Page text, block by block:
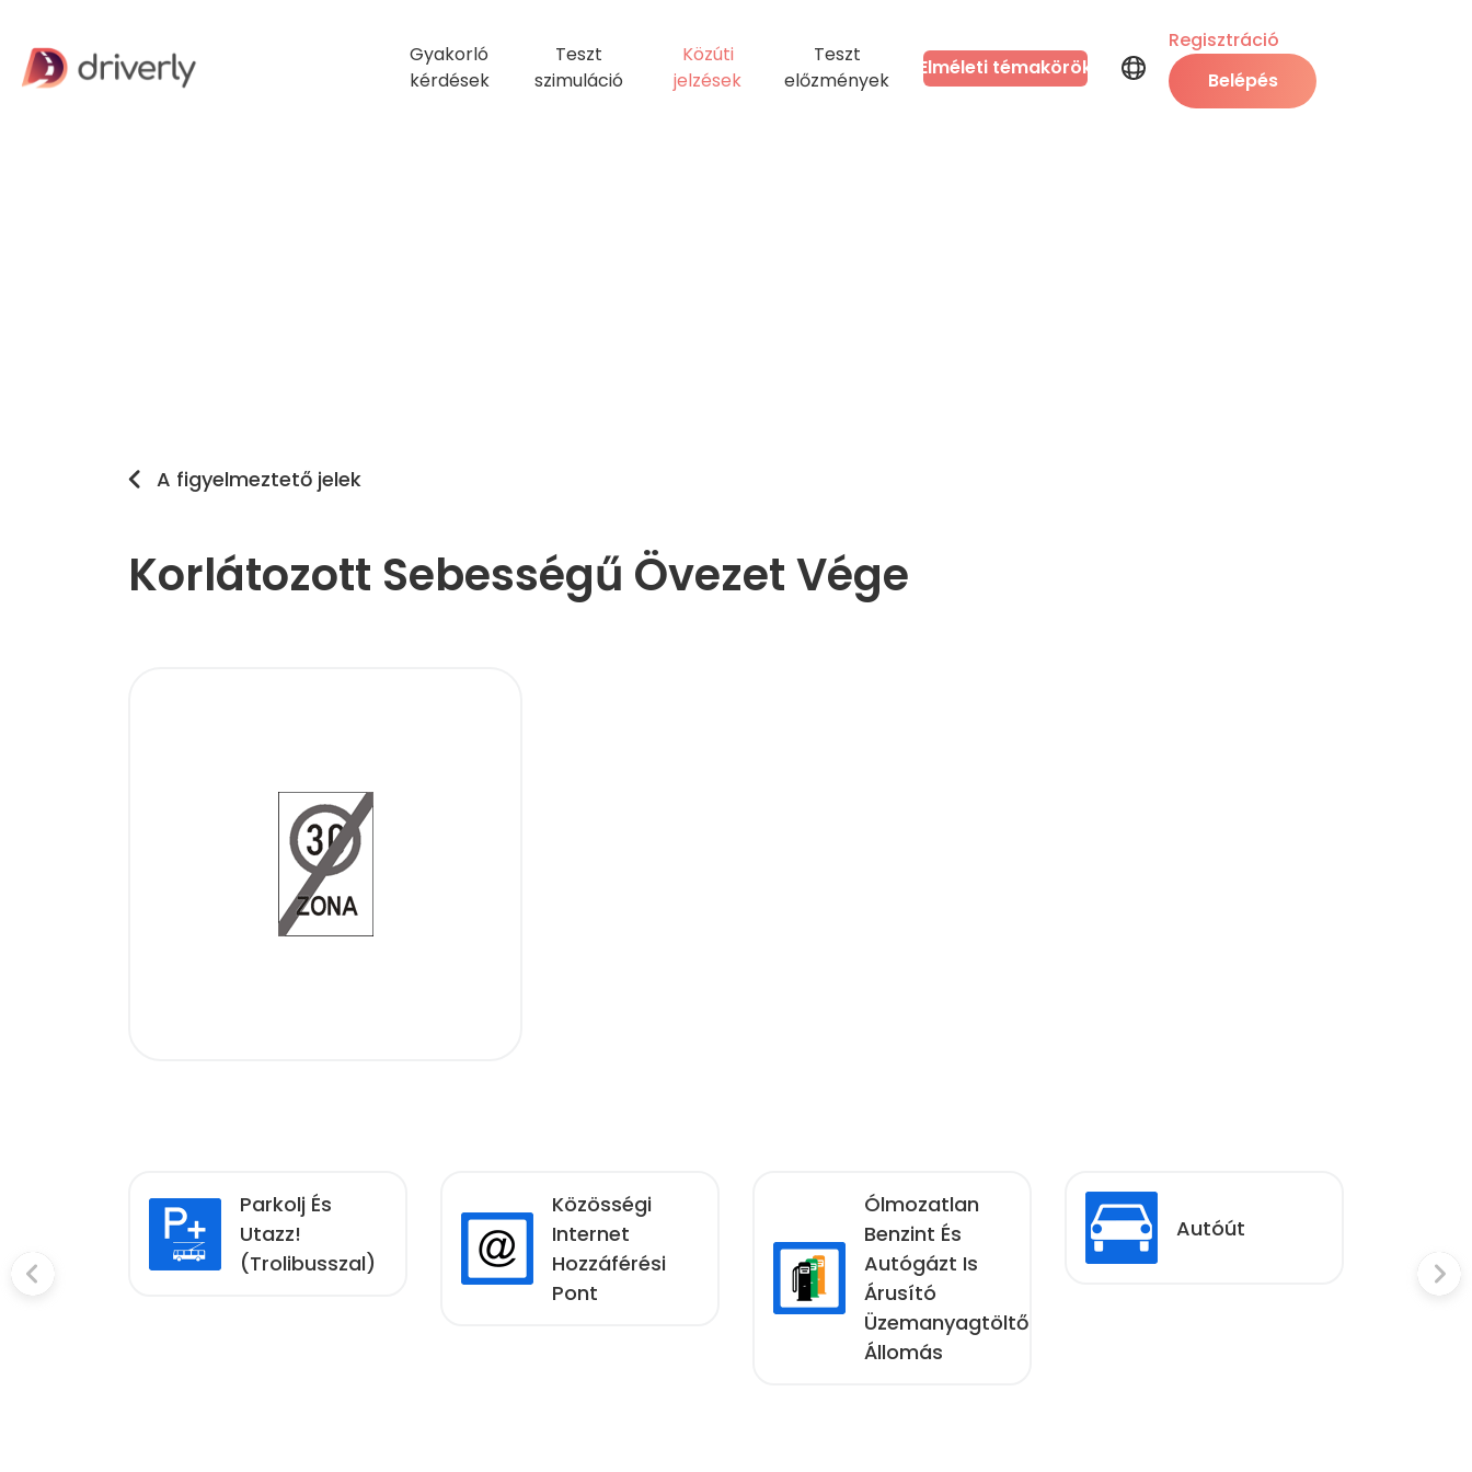
Gyakorló
kérdések
Teszt
szimuláció
Közúti
jelzések
Teszt
előzmények
Elméleti témakörök
Regisztráció
Belépés
A figyelmeztető jelek
Korlátozott Sebességű Övezet Vége
Parkolj És
Utazz!
(Trolibusszal)
Közösségi
Internet
Hozzáférési
Pont
Ólmozatlan
Benzint És
Autógázt Is
Árusító
Üzemanyagtöltő
Állomás
Autóút